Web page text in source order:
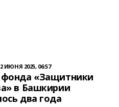
2 ИЮНЯ 2025, 06:57
«Защитники
в Башкирии
два года